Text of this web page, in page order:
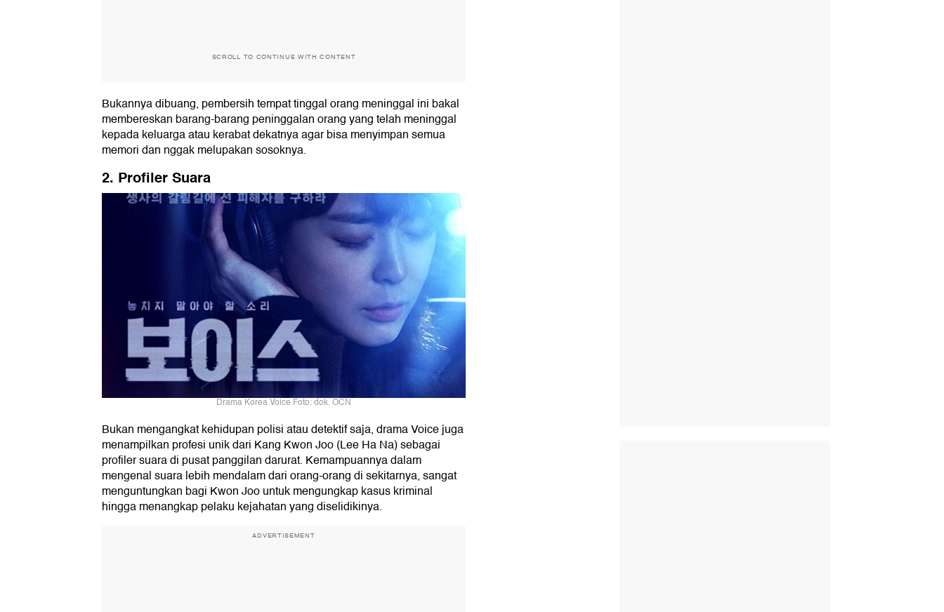
SCROLL TO CONTINUE WITH CONTENT
Bukannya dibuang, pembersih tempat tinggal orang meninggal ini bakal
membereskan barang-barang peninggalan orang yang telah meninggal
kepada keluarga atau kerabat dekatnya agar bisa menyimpan semua
memori dan nggak melupakan sosoknya.
2. Profiler Suara
Drama Korea Voice Foto: dok. OCN
Bukan mengangkat kehidupan polisi atau detektif saja, drama Voice juga
menampilkan profesi unik dari Kang Kwon Joo (Lee Ha Na) sebagai
profiler suara di pusat panggilan darurat. Kemampuannya dalam
mengenal suara lebih mendalam dari orang-orang di sekitarnya, sangat
menguntungkan bagi Kwon Joo untuk mengungkap kasus kriminal
hingga menangkap pelaku kejahatan yang diselidikinya.
ADVERTISEMENT